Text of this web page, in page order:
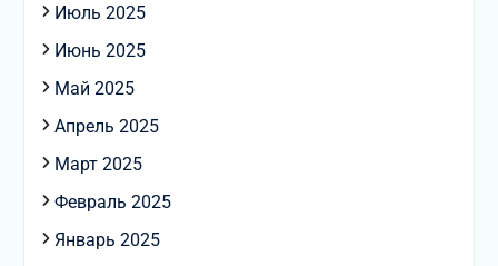
Июль 2025
Июнь 2025
Май 2025
Апрель 2025
Март 2025
Февраль 2025
Январь 2025